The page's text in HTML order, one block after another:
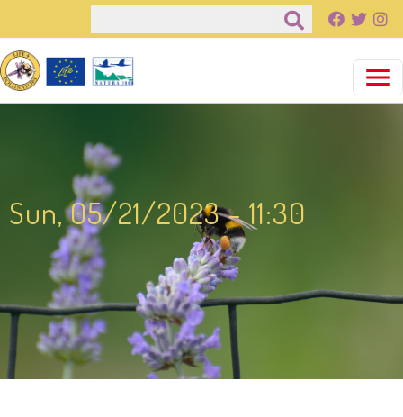
Pasar al contenido principal
Sun, 05/21/2023 - 11:30